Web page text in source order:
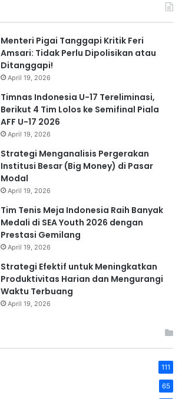
Menteri Pigai Tanggapi Kritik Feri
Amsari: Tidak Perlu Dipolisikan atau
Ditanggapi!
April 19, 2026
Timnas Indonesia U-17 Tereliminasi,
Berikut 4 Tim Lolos ke Semifinal Piala
AFF U-17 2026
April 19, 2026
Strategi Menganalisis Pergerakan
Institusi Besar (Big Money) di Pasar
Modal
April 19, 2026
Tim Tenis Meja Indonesia Raih Banyak
Medali di SEA Youth 2026 dengan
Prestasi Gemilang
April 19, 2026
Strategi Efektif untuk Meningkatkan
Produktivitas Harian dan Mengurangi
Waktu Terbuang
April 19, 2026
111
65